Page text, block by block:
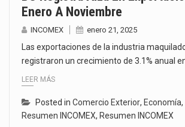
Enero A Noviembre
INCOMEX enero 21, 2025
Las exportaciones de la industria
registraron un crecimiento de 3.1% anual
LEER MÁS
Posted in Comercio Exterior, Economía,
Resumen INCOMEX, Resumen INCOMEX